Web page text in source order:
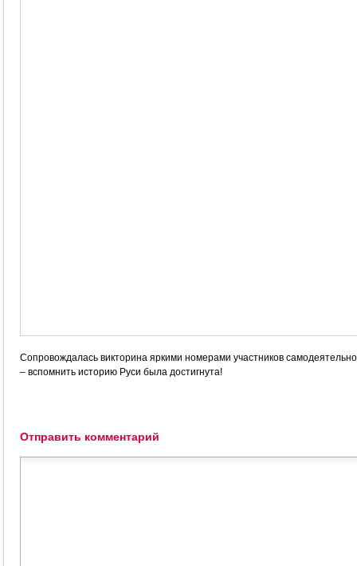
Сопровождалась викторина яркими номерами участников
– вспомнить историю Руси была достигнута!
Отправить комментарий